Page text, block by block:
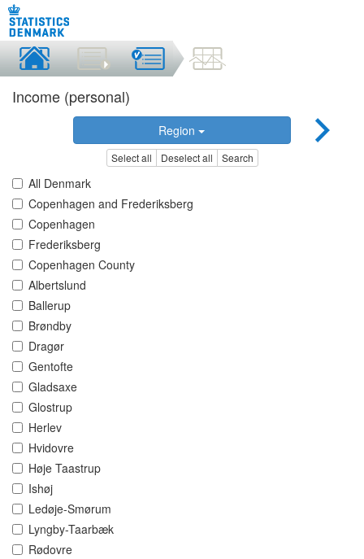
Income (personal)
Region
Select all Deselect all Search
All Denmark
Copenhagen and Frederiksberg
Copenhagen
Frederiksberg
Copenhagen County
Albertslund
Ballerup
Brøndby
Dragør
Gentofte
Gladsaxe
Glostrup
Herlev
Hvidovre
Høje Taastrup
Ishøj
Ledøje-Smørum
Lyngby-Taarbæk
Rødovre